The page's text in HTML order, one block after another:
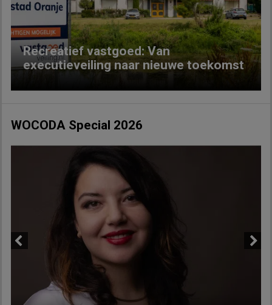
Recreatief vastgoed: Van
executieveiling naar nieuwe toekomst
WOCODA Special 2026